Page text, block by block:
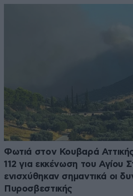
Φωτιά στον Κουβαρά
112 για εκκένωση του Αγίου
ενισχύθηκαν σημαντικά οι
Πυροσβεστικής